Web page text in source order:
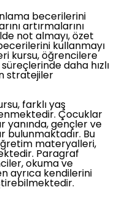
becerilerini
artırmalarını
not almayı, özet
kullanmayı
kursu, öğrencilere
daha hızlı
stratejiler
farklı yaş
Çocuklar
yanında, gençler ve
bulunmaktadır. Bu
materyalleri,
Paragraf
okuma ve
ayrıca kendilerini